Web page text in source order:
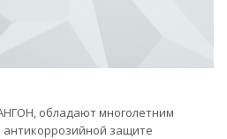
обладают многолетним
защите